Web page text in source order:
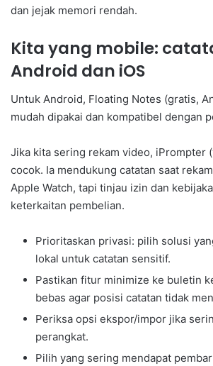
dan jejak memori rendah.
Kita yang mobile:
Android dan iOS
Untuk Android, Floating Notes (gratis,
mudah dipakai dan kompatibel dengan
Jika kita sering rekam video, iPrompter
cocok. Ia mendukung catatan saat
Apple Watch, tapi tinjau izin dan
keterkaitan pembelian.
Prioritaskan privasi: pilih solusi
lokal untuk catatan sensitif.
Pastikan fitur minimize ke buletin
bebas agar posisi catatan tidak
Periksa opsi ekspor/impor jika
perangkat.
Pilih yang sering mendapat